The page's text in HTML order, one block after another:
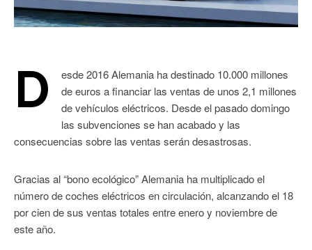
D
esde 2016 Alemania ha destinado 10.000 millones
de euros a financiar las ventas de unos 2,1 millones
de vehículos eléctricos. Desde el pasado domingo
las subvenciones se han acabado y las
consecuencias sobre las ventas serán desastrosas.
Gracias al “bono ecológico” Alemania ha multiplicado el
número de coches eléctricos en circulación, alcanzando el 18
por cien de sus ventas totales entre enero y noviembre de
este año.